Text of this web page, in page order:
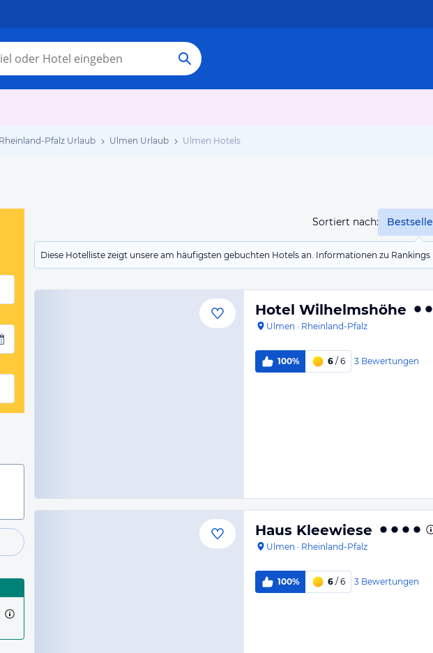
Rheinland-Pfalz Urlaub Ulmen Urlaub Ulmen Hotels
Sortiert nach:
Diese Hotelliste zeigt unsere am häufigsten gebuchten Hotels an. Informationen zu
Hotel Wilhelmshöhe
Ulmen · Rheinland-Pfalz
100% 6 / 6 3 Bewertungen
Haus Kleewiese
Ulmen · Rheinland-Pfalz
100% 6 / 6 3 Bewertungen